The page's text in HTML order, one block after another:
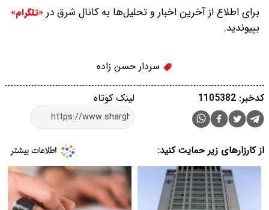
برای اطلاع از آخرین اخبار و تحلیل‌ها به کانال شرق در «تلگرام»
بپیوندید.
سردار حسن زاده
لینک کوتاه کدخبر: 1105382
از کارزارهای زیر حمایت کنید: